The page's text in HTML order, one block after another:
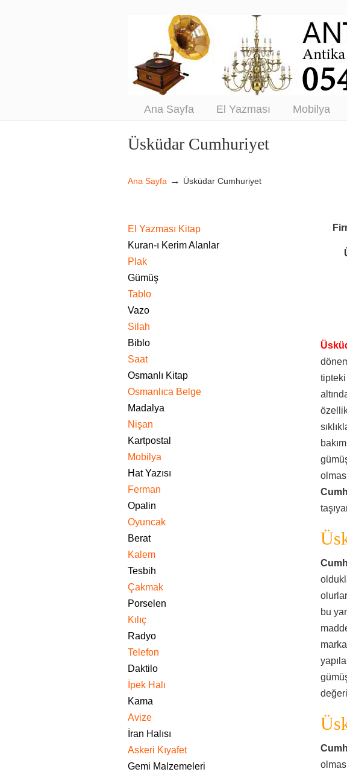
Antikacı
Satım
Ana Sayfa El Yazması Mobilya
Navigation
Üsküdar Cumhuriyet
Ana Sayfa → Üsküdar Cumhuriyet
bu
El Yazması Kitap
Kuran-ı Kerim Alanlar
Plak
Gümüş
Tablo
Vazo
Silah
Biblo
Saat
Osmanlı Kitap
Osmanlıca Belge
Madalya
Nişan
Kartpostal
Mobilya
Hat Yazısı
Ferman
Opalin
Oyuncak
Berat
Kalem
Tesbih
Çakmak
Porselen
Kılıç
Radyo
Telefon
Daktilo
İpek Halı
Kama
Avize
İran Halısı
Askeri Kıyafet
Gemi Malzemeleri